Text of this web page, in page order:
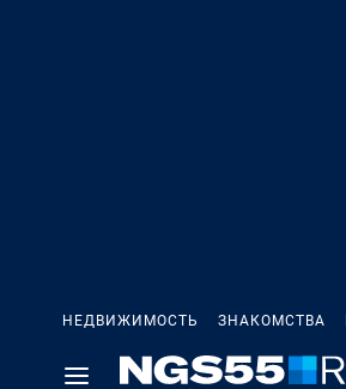
НЕДВИЖИМОСТЬ ЗНАКОМСТВА